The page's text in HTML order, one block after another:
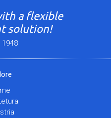
a flexible
solution!